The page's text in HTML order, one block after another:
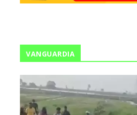
VANGUARDIA